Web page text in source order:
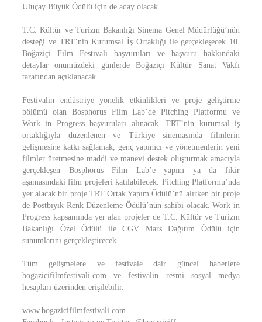
Uluçay Büyük Ödülü için de aday olacak.
T.C. Kültür ve Turizm Bakanlığı Sinema Genel Müdürlüğü’nün
desteği ve TRT’nin Kurumsal İş Ortaklığı ile gerçekleşecek 10.
Boğaziçi Film Festivali başvuruları ve başvuru hakkındaki
detaylar önümüzdeki günlerde Boğaziçi Kültür Sanat Vakfı
tarafından açıklanacak.
Festivalin endüstriye yönelik etkinlikleri ve proje geliştirme
bölümü olan Bosphorus Film Lab’de Pitching Platformu ve
Work in Progress başvuruları alınacak. TRT’nin kurumsal iş
ortaklığıyla düzenlenen ve Türkiye sinemasında filmlerin
gelişmesine katkı sağlamak, genç yapımcı ve yönetmenlerin yeni
filmler üretmesine maddi ve manevi destek oluşturmak amacıyla
gerçekleşen Bosphorus Film Lab’e yapım ya da fikir
aşamasındaki film projeleri katılabilecek. Pitching Platformu’nda
yer alacak bir proje TRT Ortak Yapım Ödülü’nü alırken bir proje
de Postbıyık Renk Düzenleme Ödülü’nün sahibi olacak. Work in
Progress kapsamında yer alan projeler de T.C. Kültür ve Turizm
Bakanlığı Özel Ödülü ile CGV Mars Dağıtım Ödülü için
sunumlarını gerçekleştirecek.
Tüm gelişmelere ve festivale dair güncel haberlere
bogazicifilmfestivali.com ve festivalin resmi sosyal medya
hesapları üzerinden erişilebilir.
www.bogazicifilmfestivali.com